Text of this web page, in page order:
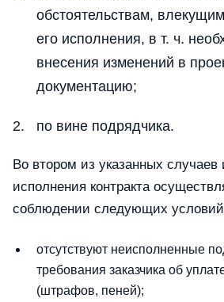
обстоятельствам,
его исполнения, в т. ч.
внесения изменений в
документацию;
по вине подрядчика.
Во втором из указанных случаев
исполнения контракта
соблюдении следующих
отсутствуют неисполненные
требования заказчика об
(штрафов, пеней);